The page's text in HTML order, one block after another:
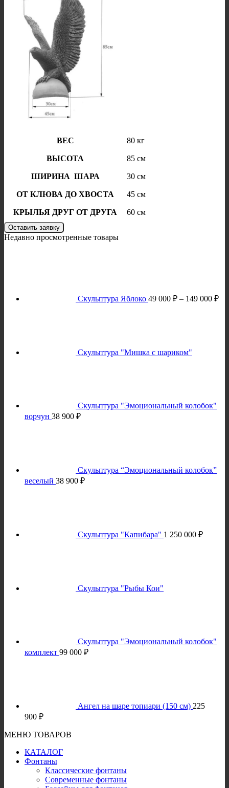
ВЕС 80 кг
ВЫСОТА 85 см
ШИРИНА ШАРА 30 см
ОТ КЛЮВА ДО ХВОСТА 45 см
КРЫЛЬЯ ДРУГ ОТ ДРУГА 60 см
Оставить заявку
Недавно просмотренные товары
Скульптура Яблоко 49 000 ₽ – 149 000 ₽
Скульптура "Мишка с шариком"
Скульптура "Эмоциональный колобок"
ворчун 38 900 ₽
Скульптура “Эмоциональный колобок”
веселый 38 900 ₽
Скульптура "Капибара" 1 250 000 ₽
Скульптура "Рыбы Кои"
Скульптура "Эмоциональный колобок"
комплект 99 000 ₽
Ангел на шаре топиари (150 см) 225
900 ₽
МЕНЮ ТОВАРОВ
КАТАЛОГ
Фонтаны
Классические фонтаны
Современные фонтаны